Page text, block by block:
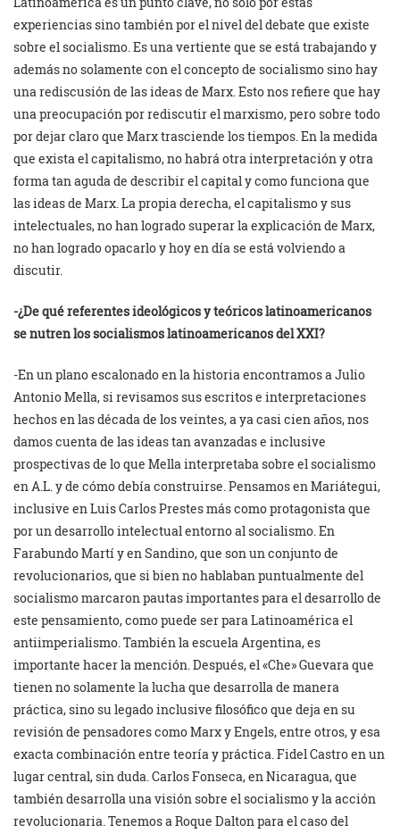
experiencias sino también por el nivel del debate que existe
sobre el socialismo. Es una vertiente que se está trabajando y
además no solamente con el concepto de socialismo sino hay
una rediscusión de las ideas de Marx. Esto nos refiere que hay
una preocupación por rediscutir el marxismo, pero sobre todo
por dejar claro que Marx trasciende los tiempos. En la medida
que exista el capitalismo, no habrá otra interpretación y otra
forma tan aguda de describir el capital y como funciona que
las ideas de Marx. La propia derecha, el capitalismo y sus
intelectuales, no han logrado superar la explicación de Marx,
no han logrado opacarlo y hoy en día se está volviendo a
discutir.
-¿De qué referentes ideológicos y teóricos latinoamericanos
se nutren los socialismos latinoamericanos del XXI?
-En un plano escalonado en la historia encontramos a Julio
Antonio Mella, si revisamos sus escritos e interpretaciones
hechos en las década de los veintes, a ya casi cien años, nos
damos cuenta de las ideas tan avanzadas e inclusive
prospectivas de lo que Mella interpretaba sobre el socialismo
en A.L. y de cómo debía construirse. Pensamos en Mariátegui,
inclusive en Luis Carlos Prestes más como protagonista que
por un desarrollo intelectual entorno al socialismo. En
Farabundo Martí y en Sandino, que son un conjunto de
revolucionarios, que si bien no hablaban puntualmente del
socialismo marcaron pautas importantes para el desarrollo de
este pensamiento, como puede ser para Latinoamérica el
antiimperialismo. También la escuela Argentina, es
importante hacer la mención. Después, el «Che» Guevara que
tienen no solamente la lucha que desarrolla de manera
práctica, sino su legado inclusive filosófico que deja en su
revisión de pensadores como Marx y Engels, entre otros, y esa
exacta combinación entre teoría y práctica. Fidel Castro en un
lugar central, sin duda. Carlos Fonseca, en Nicaragua, que
también desarrolla una visión sobre el socialismo y la acción
revolucionaria. Tenemos a Roque Dalton para el caso del